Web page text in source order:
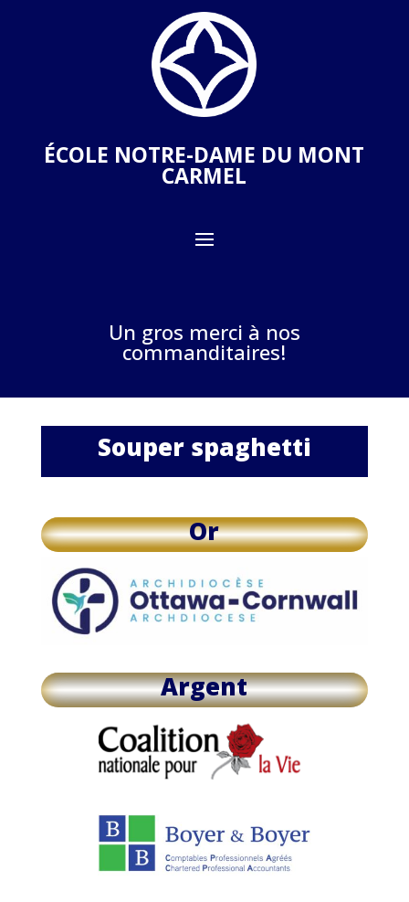
ÉCOLE NOTRE-DAME DU MONT
CARMEL
Un gros merci à nos
commanditaires!
Souper spaghetti
Or
Argent